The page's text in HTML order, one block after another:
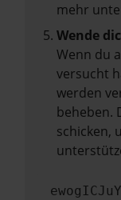
mehr
Wende
Wenn du
versucht
werden
beheben.
schicken,